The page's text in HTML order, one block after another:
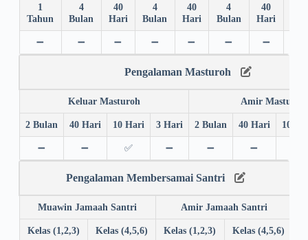
1
Tahun
4
Bulan
40
Hari
4
Bulan
40
Hari
4
Bulan
40
Hari
➖ ➖ ➖ ➖ ➖ ➖ ➖
Pengalaman Masturoh
Keluar Masturoh Amir Masturoh
2 Bulan 40 Hari 10 Hari 3 Hari 2 Bulan 40 Hari 10
➖ ➖ ✅ ➖ ➖ ➖
Pengalaman Membersamai Santri
Muawin Jamaah Santri Amir Jamaah Santri
Kelas (1,2,3) Kelas (4,5,6) Kelas (1,2,3) Kelas (4,5,6)